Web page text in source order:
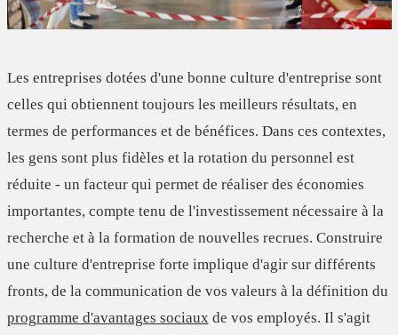
Les entreprises dotées d'une bonne culture d'entreprise sont
celles qui obtiennent toujours les meilleurs résultats, en
termes de performances et de bénéfices. Dans ces contextes,
les gens sont plus fidèles et la rotation du personnel est
réduite - un facteur qui permet de réaliser des économies
importantes, compte tenu de l'investissement nécessaire à la
recherche et à la formation de nouvelles recrues. Construire
une culture d'entreprise forte implique d'agir sur différents
fronts, de la communication de vos valeurs à la définition du
programme d'avantages sociauxde vos employés. Il s'agit